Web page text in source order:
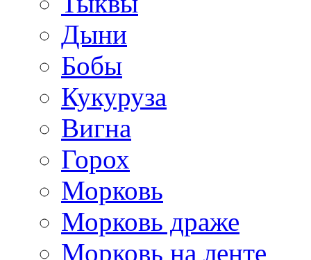
Дыни
Бобы
Кукуруза
Вигна
Горох
Морковь
Морковь драже
Морковь на ленте